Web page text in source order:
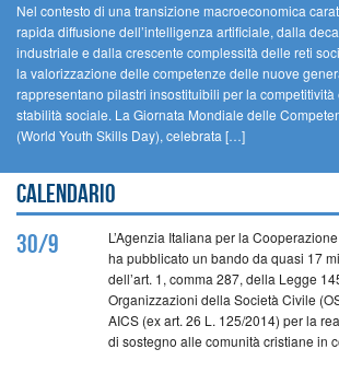
Nel contesto di una transizione macroeconomica
rapida diffusione dell’intelligenza artificiale, dalla
industriale e dalla crescente complessità delle reti
la valorizzazione delle competenze delle nuove
rappresentano pilastri insostituibili per la competitività
stabilità sociale. La Giornata Mondiale delle
(World Youth Skills Day), celebrata […]
Calendario
30/9
L’Agenzia Italiana per la
ha pubblicato un bando da quasi 17
dell’art. 1, comma 287, della Legge
Organizzazioni della Società Civile
AICS (ex art. 26 L. 125/2014) per la
di sostegno alle comunità cristiane in